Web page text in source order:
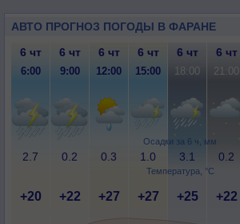
АВТО ПРОГНОЗ ПОГОДЫ В ФАРАНЕ
Осадки за 6 ч, мм
Температура, °C
6 чт 6 чт 6 чт 6 чт 6 чт 6 чт
6:00 9:00 12:00 15:00 18:00 21:00
2.7 0.2 0.3 1.0 3.1 0.2
+20 +22 +27 +27 +25 +22